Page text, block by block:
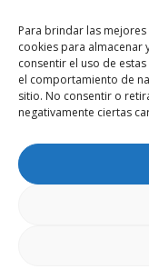
Para brindar las
cookies para almacenar
consentir el uso de
el comportamiento de
sitio. No consentir o
negativamente ciertas
Get software
Email Address